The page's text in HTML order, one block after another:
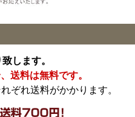
します。
送料は無料です。
ぞれ送料がかかります。